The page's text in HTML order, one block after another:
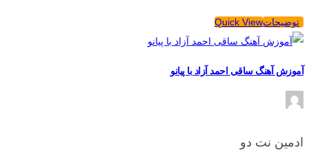
توضیحاتQuick View
آموزش آهنگ ساقی احمد آزاد با پیانو
ادمین نت دو